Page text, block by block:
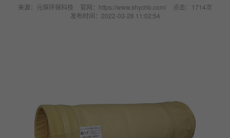
来源：元琛环保科技 官网：https://www.shychb.com/
点击：1714次
发布时间：2022-03-28 11:02:54